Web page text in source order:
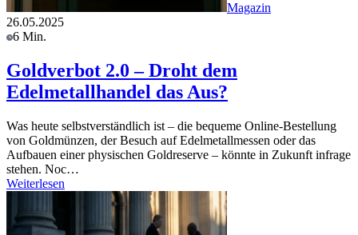
Magazin
26.05.2025
6 Min.
Goldverbot 2.0 – Droht dem
Edelmetallhandel das Aus?
Was heute selbstverständlich ist – die bequeme Online-Bestellung
von Goldmünzen, der Besuch auf Edelmetallmessen oder das
Aufbauen einer physischen Goldreserve – könnte in Zukunft infrage
stehen. Noc…
Weiterlesen